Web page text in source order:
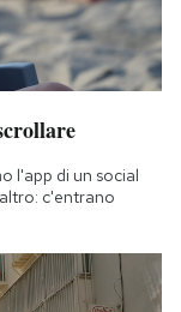
l'app di un social
c'entrano